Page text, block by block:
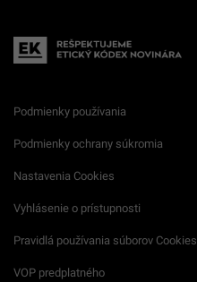
Podmienky používania
Podmienky ochrany súkromia
Nastavenia Cookies
Vyhlásenie o prístupnosti
Pravidlá používania súborov Cookies
VOP predplatného